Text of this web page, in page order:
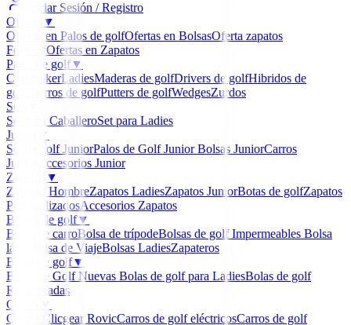
Iniciar Sesión / Registro
Ofertas
▼
Ofertas en Palos de golfOfertas en BolsasOferta zapatos
FootJoyOfertas en Zapatos
Palos de golf▼
ClubmakerLadiesMaderas de golfDrivers de golfHibridos de
golf
Hierros de golfPutters de golfWedgesZurdos
Sets
Set para CaballeroSet para Ladies
Junior
▼
Set de golf JuniorPalos de Golf JuniorBolsas JuniorCarros
Junior
Accesorios Junior
Zapatos
▼
Zapatos HombreZapatos LadiesZapatos JuniorBotas de golfZapatos
PersonalizadosAccesorios Zapatos
Bolsas de golf▼
Bolsa de carroBolsa de trípodeBolsas de golf Impermeables Bolsa
lápiz
Bolsa de ViajeBolsas LadiesZapateros
Bolas de golf▼
Bolas de Golf Nuevas Bolas de golf para LadiesBolas de golf
Recuperadas
Carros
Carros Clicgear RovicCarros de golf eléctricosCarros de golf